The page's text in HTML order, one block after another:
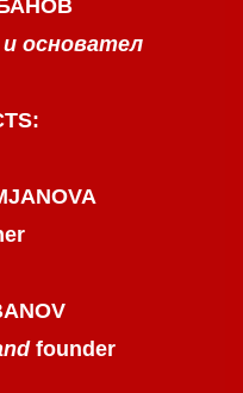
основател
founder